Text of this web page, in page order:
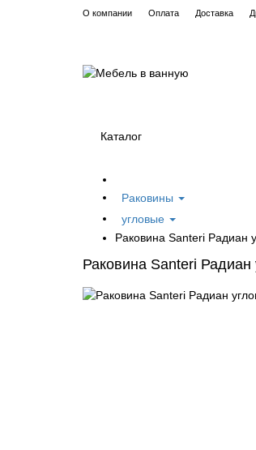
О компании Оплата Доставка
Каталог
Раковины
угловые
Раковина Santeri Радиан
Раковина Santeri Радиан